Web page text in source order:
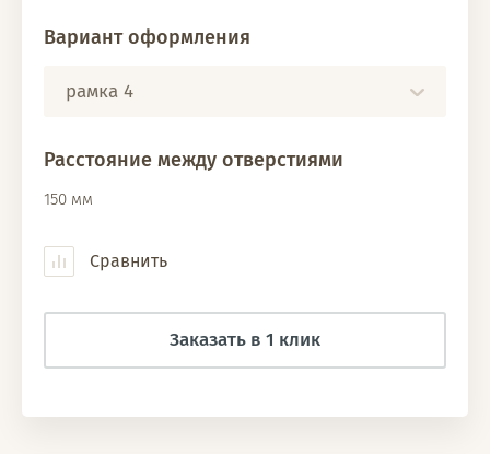
Вариант оформления
рамка 4
Расстояние между отверстиями
150 мм
Сравнить
Заказать в 1 клик